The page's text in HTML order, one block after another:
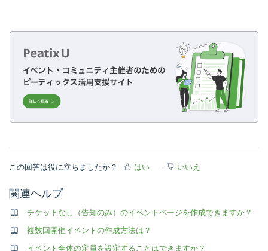
この回答は役に立ちましたか？ はい いいえ
関連ヘルプ
チケットなし（告知のみ）のイベントページを作成できますか？
複数回開催イベントの作成方法は？
イベント全体の定員を設定することはできますか？